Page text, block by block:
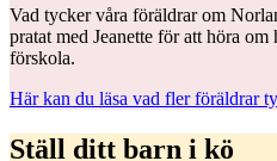
Vad tycker våra föräldrar om
pratat med Jeanette för att höra
förskola.
Här kan du läsa vad fler föräldrar
Ställ ditt barn i kö